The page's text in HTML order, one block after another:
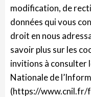
modification, de
données qui vous
droit en nous
savoir plus sur les
invitions à consulter
Nationale de
(https://www.cnil.fr/